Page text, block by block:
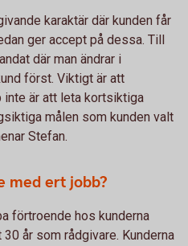
karaktär där kunden får
ger accept på dessa. Till
där man ändrar i
först. Viktigt är att
inte är att leta kortsiktiga
målen som kunden valt
Stefan.
med ert jobb?
förtroende hos kunderna
år som rådgivare. Kunderna